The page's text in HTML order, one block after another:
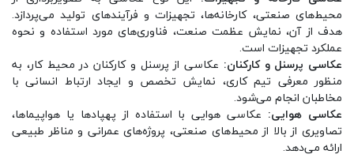
محیط‌های صنعتی، کارخانه‌ها، تجهیزات و فرآیندهای تولید می‌پردازد.
هدف از آن، نمایش عظمت صنعت، فناوری‌های مورد استفاده و نحوه
عملکرد تجهیزات است.
عکاسی پرسنل و کارکنان: عکاسی از پرسنل و کارکنان در محیط کار، به
منظور معرفی تیم کاری، نمایش تخصص و ایجاد ارتباط انسانی با
مخاطبان انجام می‌شود.
عکاسی هوایی: عکاسی هوایی با استفاده از پهپادها یا هواپیماها،
تصاویری از بالا از محیط‌های صنعتی، پروژه‌های عمرانی و مناظر طبیعی
ارائه می‌دهد.